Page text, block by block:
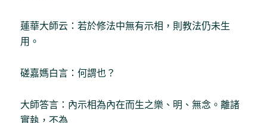
蓮華大師云：若於修法中無有示相，則教法仍未生
用。
磋嘉媽白言：何謂也？
大師答言：內示相為內在而生之樂、明、無念。離諸
實執，不為